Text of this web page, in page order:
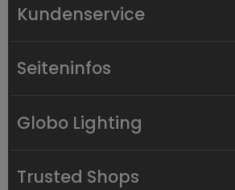
Kundenservice
Seiteninfos
Globo Lighting
Trusted Shops